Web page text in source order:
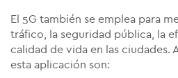
El 5G también se emplea para
tráfico, la seguridad pública, la
calidad de vida en las ciudades.
esta aplicación son: